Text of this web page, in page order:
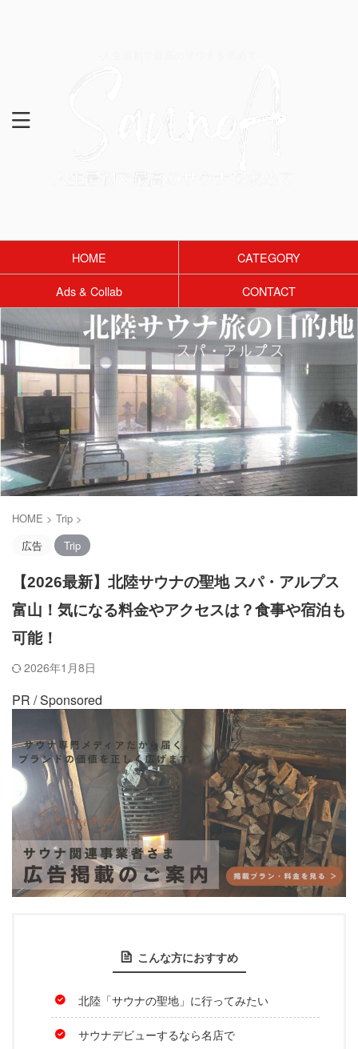
HOME
CATEGORY
Ads & Collab
CONTACT
HOME > Trip >
広告
Trip
【2026最新】北陸サウナの聖地 スパ・アルプス
富山！気になる料金やアクセスは？食事や宿泊も
可能！
2026年1月8日
PR / Sponsored
こんな方におすすめ
北陸「サウナの聖地」に行ってみたい
サウナデビューするなら名店で